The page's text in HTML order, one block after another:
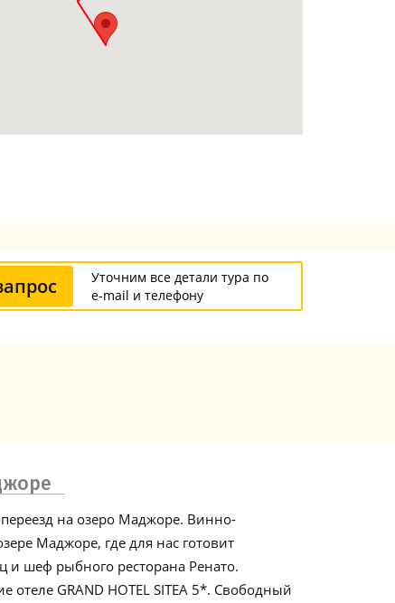
Уточним все детали тура по
e-mail и телефону
на озеро Маджоре. Винно-
Маджоре, где для нас готовит
и шеф рыбного ресторана Ренато.
отеле GRAND HOTEL SITEA 5*. Свободный